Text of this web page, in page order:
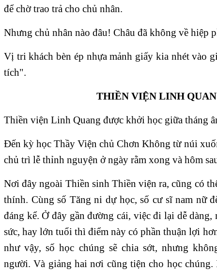
để chờ trao trả cho chủ nhân.
Nhưng chủ nhân nào đâu! Châu đã không về hiệp
Vị tri khách bèn ép nhựa mảnh giấy kia nhét vào
tích".
THIỀN VIỆN LINH
Thiền viện Linh Quang được khởi học giữa tháng
Ðến kỳ học Thầy Viện chủ Chơn Không từ núi
chủ trì lễ thỉnh nguyện ở ngày rằm xong và hôm
Nơi đây ngoài Thiền sinh Thiền viện ra, cũng có
thính. Cùng số Tăng ni dự học, số cư sĩ nam nữ
đáng kể. Ở đây gần đường cái, việc đi lại dễ
sức, hay lớn tuổi thì điểm này có phần thuận lợi
như vậy, số học chúng sẽ chia sớt, nhưng
người. Và giảng hai nơi cũng tiện cho học chúng.